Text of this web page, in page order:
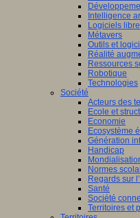
Intelligence
Logiciels
Métavers
Outils et
Réalité
Ressources
Robotique
Technologies
Société
Acteurs des
Ecole et
Economie
Ecosystème
Génération
Handicap
Normes
Regards sur
Santé
Société
Territoires et